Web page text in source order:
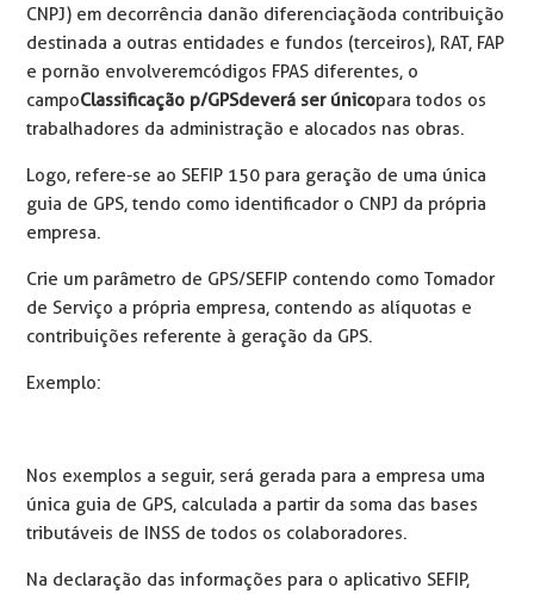
CNPJ) em decorrência da não diferenciação da contribuição
destinada a outras entidades e fundos (terceiros), RAT, FAP
e por não envolverem códigos FPAS diferentes, o
campoClassificação p/GPS deverá ser únicopara todos os
trabalhadores da administração e alocados nas obras.
Logo, refere-se ao SEFIP 150 para geração de uma única
guia de GPS, tendo como identificador o CNPJ da própria
empresa.
Crie um parâmetro de GPS/SEFIP contendo como Tomador
de Serviço a própria empresa, contendo as alíquotas e
contribuições referente à geração da GPS.
Exemplo:
Nos exemplos a seguir, será gerada para a empresa uma
única guia de GPS, calculada a partir da soma das bases
tributáveis de INSS de todos os colaboradores.
Na declaração das informações para o aplicativo SEFIP,